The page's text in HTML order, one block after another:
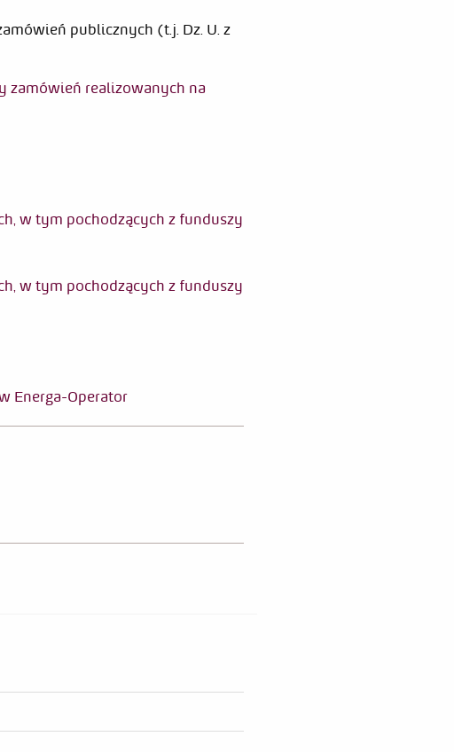
publicznych (t.j. Dz. U. z
zamówień realizowanych na
w tym pochodzących z funduszy
w tym pochodzących z funduszy
Energa-Operator